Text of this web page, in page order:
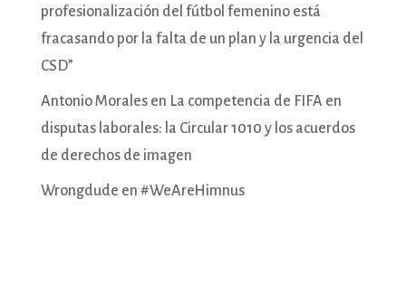
profesionalización del fútbol femenino está
fracasando por la falta de un plan y la urgencia del
CSD”
Antonio Moralesen La competencia de FIFA en
disputas laborales: la Circular 1010 y los acuerdos
de derechos de imagen
Wrongdude en #WeAreHimnus